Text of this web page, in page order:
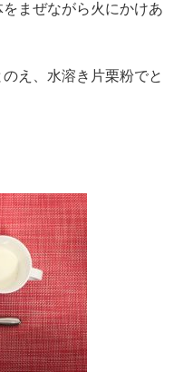
まぜながら火にかけあ
え、水溶き片栗粉でと